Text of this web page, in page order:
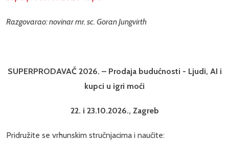
Razgovarao: novinar mr. sc. Goran Jungvirth
SUPERPRODAVAČ 2026. – Prodaja budućnosti - Ljudi, AI i
kupci u igri moći
22. i 23.10.2026., Zagreb
Pridružite se vrhunskim stručnjacima i naučite: